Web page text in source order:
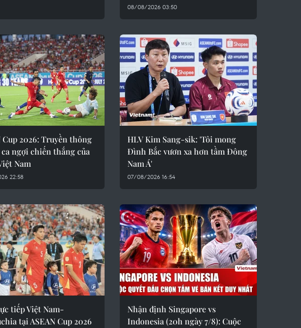
08/08/2026 03:50
Cup 2026: Truyền thông
ca ngợi chiến thắng của
Nam
22:58
HLV Kim Sang-sik: 'Tôi mong
Đình Bắc vươn xa hơn tầm Đông
Nam Á'
07/08/2026 16:54
tiếp Việt Nam-
tại ASEAN Cup 2026
Nhận định Singapore vs
Indonesia (20h ngày 7/8): Cuộc